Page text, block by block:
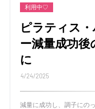
利用中♡
ピラティス
ー減量成功
に
4/24/2025
減量に成功し、調子にの